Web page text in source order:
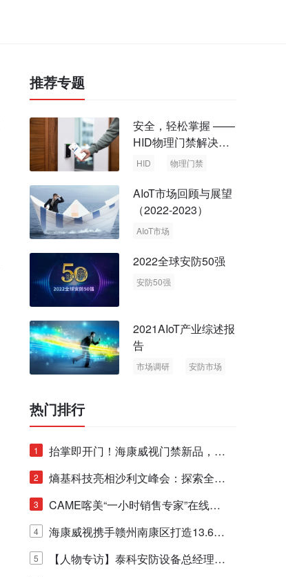
推荐专题
安全，轻松掌握 ——
HID物理门禁解决方
案，启动智慧安全新
HID 物理门禁
AIoT市场回顾与展望
（2022-2023）
AIoT市场
2022全球安防50强
安防50强
2021AIoT产业综述报
告
市场调研
安防市场
热门排行
1
抬掌即开门！海康威视门禁新品，不
止认人脸，更认"掌"中静脉！
2
熵基科技亮相沙利文峰会：探索全栈
脑机技术商业化生态新路径
3
CAME喀美“一小时销售专家”在线赋
能培训正式启动！
4
海康威视携手赣州南康区打造13.6公
里绿波网
5
【人物专访】泰科安防设备总经理张